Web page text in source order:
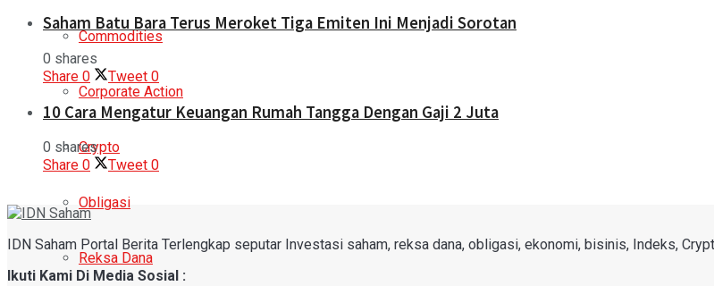
Commodities
Corporate Action
Crypto
Obligasi
Reksa Dana
Saham Batu Bara Terus Meroket Tiga Emiten Ini Menjadi Sorotan
0 shares
Share 0 Tweet 0
10 Cara Mengatur Keuangan Rumah Tangga Dengan Gaji 2 Juta
0 shares
Share 0 Tweet 0
IDN Saham Portal Berita Terlengkap seputar Investasi saham, reksa dana, obligasi, ekonomi, bisinis, Indeks,
Ikuti Kami Di Media Sosial :